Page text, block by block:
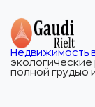
Недвижимость
полной грудью